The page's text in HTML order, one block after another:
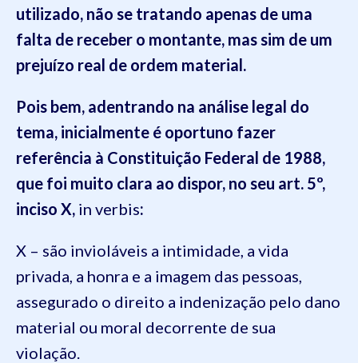
utilizado, não se tratando apenas de uma
falta de receber o montante, mas sim de um
prejuízo real de ordem material.
Pois bem, adentrando na análise legal do
tema, inicialmente é oportuno fazer
referência à Constituição Federal de 1988,
que foi muito clara ao dispor, no seu art. 5º,
inciso X, in verbis:
X – são invioláveis a intimidade, a vida
privada, a honra e a imagem das pessoas,
assegurado o direito a indenização pelo dano
material ou moral decorrente de sua
violação.